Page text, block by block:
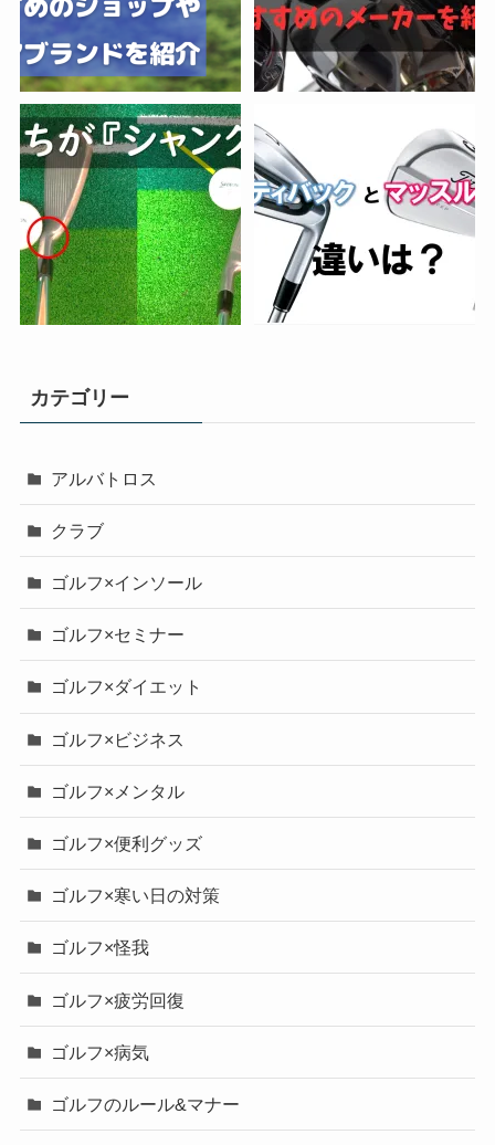
カテゴリー
アルバトロス
クラブ
ゴルフ×インソール
ゴルフ×セミナー
ゴルフ×ダイエット
ゴルフ×ビジネス
ゴルフ×メンタル
ゴルフ×便利グッズ
ゴルフ×寒い日の対策
ゴルフ×怪我
ゴルフ×疲労回復
ゴルフ×病気
ゴルフのルール&マナー